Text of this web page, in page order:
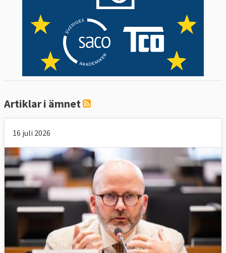
20 april 2010
Att Sverige
ensidigt tagit in ämne i förteckning över
långlivade organiska föroreningar
4 feb 2010Sverige förlorade
Ej infört
datalagringsdirektivet vilket Sverige
med både civil och militär användning
29 oktober 2009Sverige förlorade
Etableringsfrihet och elmarknaden
6 okt 2009Sverige förlorade delvis
Undermåliga krav på kväverening vid
reningsverk vid viss tidpunkt
11 juni 2009Sverige förloradeEj i tid infört
Artiklar i ämnet
16 juli 2026